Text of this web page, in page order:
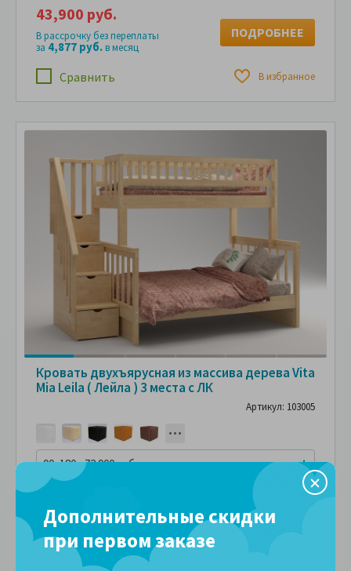
Сравнить В избранное
43,900 руб.
В рассрочку без переплаты
за 4,877 руб.в месяц
ПОДРОБНЕЕ
Кровать двухъярусная из массива дерева Vita
Mia Leila ( Лейла ) 3 места с ЛК
Артикул: 103005
90x180 - 72 900 руб.
Сравнить
В рассрочку без переплаты
за
ПОДРОБНЕЕ
Дополнительные скидки
при первом заказе